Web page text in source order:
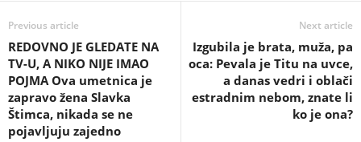
Previous article
REDOVNO JE GLEDATE NA
TV-U, A NIKO NIJE IMAO
POJMA Ova umetnica je
zapravo žena Slavka
Štimca, nikada se ne
pojavljuju zajedno
Next article
Izgubila je brata, muža, pa
oca: Pevala je Titu na uvce,
a danas vedri i oblači
estradnim nebom, znate li
ko je ona?